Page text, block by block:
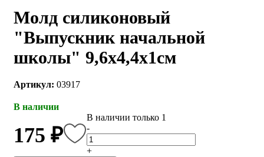
Молд силиконовый
"Выпускник начальной
школы" 9,6х4,4х1см
Артикул: 03917
В наличии
175 ₽
В наличии только 1
-
+